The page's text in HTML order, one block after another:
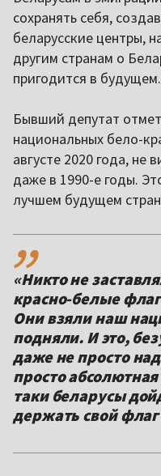
сохранять себя,
беларусские центры,
другим странам о
пригодится в будущем.
Бывший депутат
национальных бело-
августе 2020 года, не
даже в 1990-е годы.
лучшем будущем
,,
«Никто не
красно-белые
Они взяли наш
подняли. И это,
даже не просто
просто
таки беларусы
держать свой